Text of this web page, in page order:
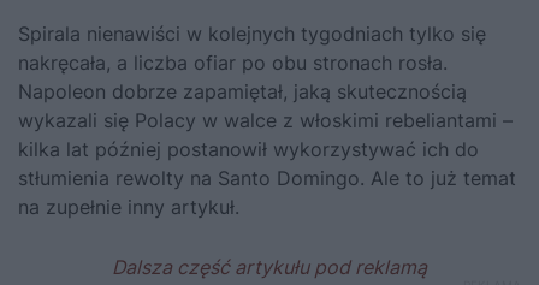
Spirala nienawiści w kolejnych tygodniach tylko się
nakręcała, a liczba ofiar po obu stronach rosła.
Napoleon dobrze zapamiętał, jaką skutecznością
wykazali się Polacy w walce z włoskimi rebeliantami –
kilka lat później postanowił wykorzystywać ich do
stłumienia rewolty na Santo Domingo. Ale to już temat
na zupełnie inny artykuł.